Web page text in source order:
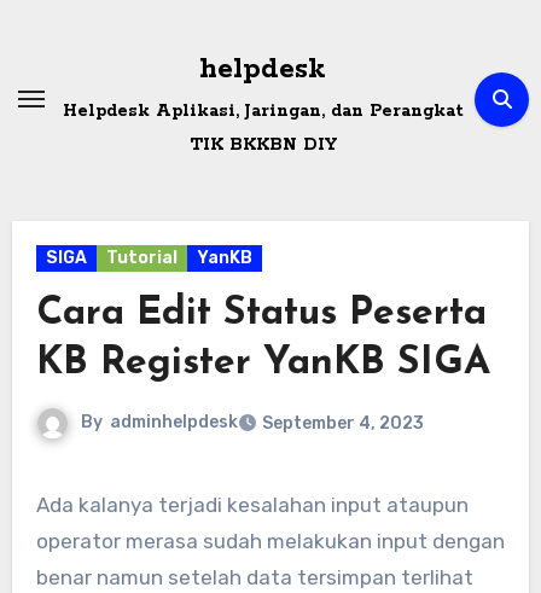
helpdesk
Helpdesk Aplikasi, Jaringan, dan Perangkat
TIK BKKBN DIY
SIGA Tutorial YanKB
Cara Edit Status Peserta
KB Register YanKB SIGA
By adminhelpdesk September 4, 2023
Ada kalanya terjadi kesalahan input ataupun
operator merasa sudah melakukan input dengan
benar namun setelah data tersimpan terlihat